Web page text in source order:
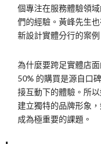
個專注在服務體驗領
們的經驗。黃峰先生
新設計實體分行的案例
為什麼要跨足實體店
50% 的購買是源自口
接互動下的體驗。所
建立獨特的品牌形象
成為極重要的課題。